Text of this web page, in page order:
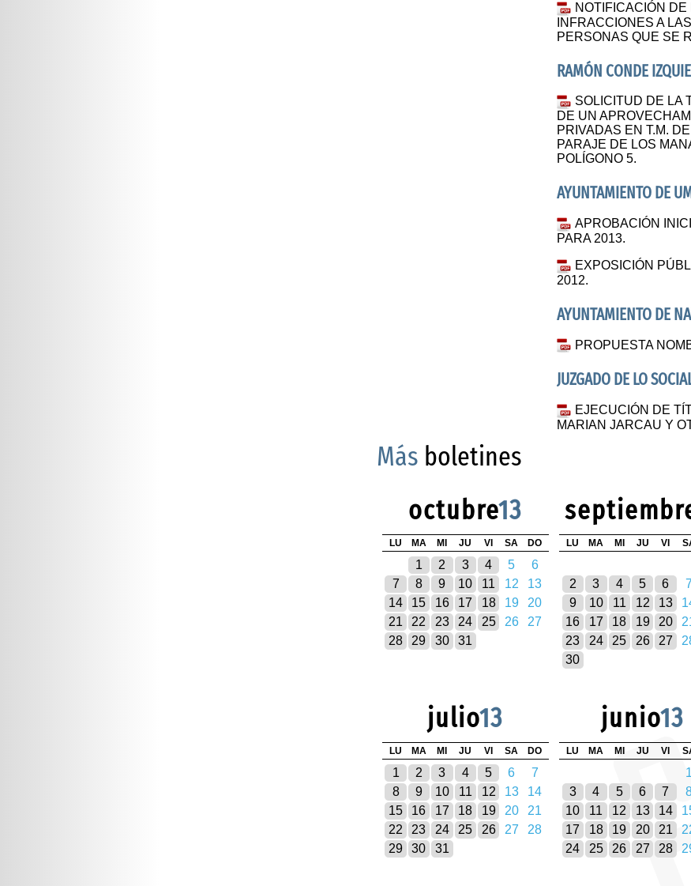
NOTIFICACIÓN
INFRACCIONES A
PERSONAS QUE SE
RAMÓN CONDE
SOLICITUD DE LA
DE UN
PRIVADAS EN T.M.
PARAJE DE LOS
POLÍGONO 5.
AYUNTAMIENTO DE
APROBACIÓN
PARA 2013.
EXPOSICIÓN
2012.
AYUNTAMIENTO DE
PROPUESTA
JUZGADO DE LO
EJECUCIÓN DE
MARIAN JARCAU Y
Más boletines
octubre13
LU MA MI JU VI SA DO
1 2 3 4 5
6
7
8 9 10 11 12
13
14
15 16 17 18 19
20
21
22 23 24 25 26
27
28
29 30 31
LU MA MI JU VI
2
3 4 5 6 7
9
10 11 12 13
16
17 18 19 20
23
24 25 26 27
30
julio13
LU MA MI JU VI SA DO
1 2 3 4 5 6
7
8
9 10 11 12 13
14
15
16 17 18 19 20
21
22
23 24 25 26 27
28
29
30 31
junio13
LU MA MI JU VI
1
3
4 5 6 7
10
11 12 13 14
17
18 19 20 21
24
25 26 27 28